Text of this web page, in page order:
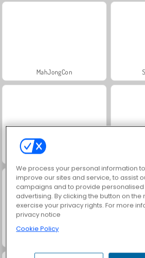
MahJongCon
Grand Mahjong Connect
We process your personal information
improve our sites and service, to assist
campaigns and to provide
advertising. By clicking the button on the
exercise your privacy rights. For more
privacy notice
Cookie Policy